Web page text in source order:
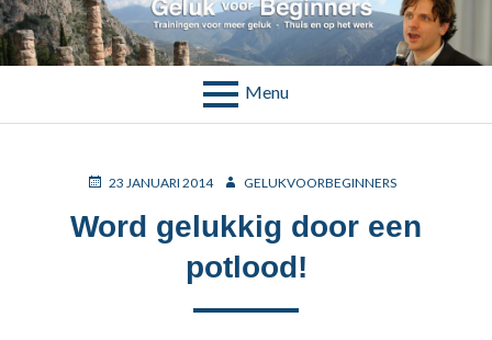
Skip
to
content
TAG:POTLOOD
Menu
POSTED
23 JANUARI 2014 AUTHOR
GELUKVOORBEGINNERS
Word gelukkig door een
potlood!